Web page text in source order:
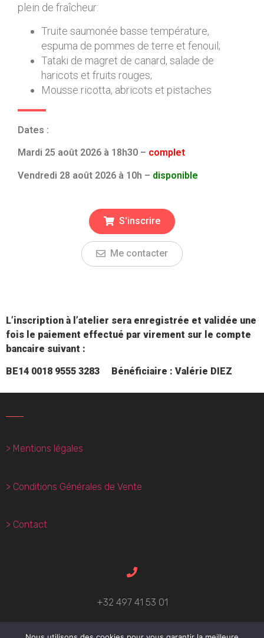
plein de fraîcheur:
Truite saumonée basse température,
espuma de pommes de terre et fenouil;
Tataki de magret de canard, salade de
haricots et fruits rouges;
Mousse ricotta, abricots et pistaches
Dates :
Mardi 25 août 2026 à 18h30 – complet
Vendredi 28 août 2026 à 10h – disponible
S'inscrire
Me contacter
L’inscription à l’atelier sera enregistrée et validée une
fois le paiement effectué par virement sur le compte
bancaire suivant :
BE14 0018 9555 3283 Bénéficiaire : Valérie DIEZ
> Mentions légales
> Conditions Générales de Vente
> Contact
+32 497 41 53 01